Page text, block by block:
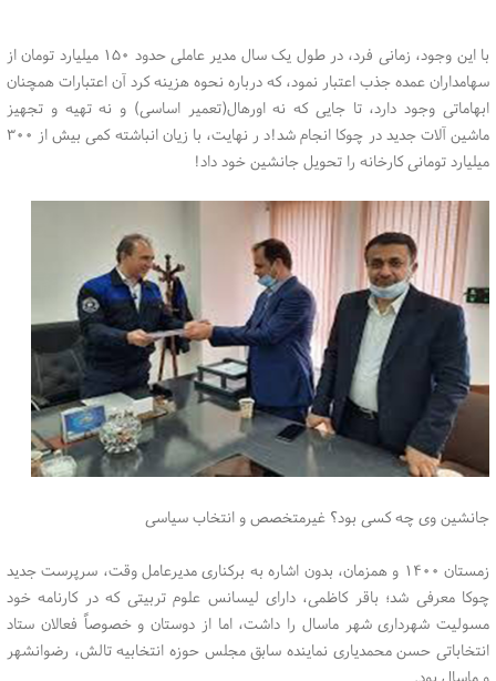
با این وجود، زمانی فرد، در طول یک سال مدیر عاملی حدود ۱۵۰ میلیارد تومان از
سهامداران عمده جذب اعتبار نمود، که درباره نحوه هزینه کرد آن اعتبارات همچنان
ابهاماتی وجود دارد، تا جایی که نه اورهال(تعمیر اساسی) و نه تهیه و تجهیز
ماشین آلات جدید در چوکا انجام شد!د ر نهایت، با زیان انباشته کمی بیش از ۳۰۰
میلیارد تومانی کارخانه را تحویل جانشین خود داد!
جانشین وی چه کسی بود؟ غیرمتخصص و انتخاب سیاسی
زمستان ۱۴۰۰ و همزمان، بدون اشاره به برکناری مدیرعامل وقت، سرپرست جدید
چوکا معرفی شد؛ باقر کاظمی، دارای لیسانس علوم تربیتی که در کارنامه خود
مسولیت شهرداری شهر ماسال را داشت، اما از دوستان و خصوصاً فعالان ستاد
انتخاباتی حسن محمدیاری نماینده سابق مجلس حوزه انتخابیه تالش، رضوانشهر
و ماسال بود.